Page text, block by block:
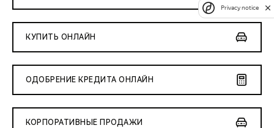
КУПИТЬ ОНЛАЙН
ОДОБРЕНИЕ КРЕДИТА ОНЛАЙН
КОРПОРАТИВНЫЕ ПРОДАЖИ
Privacy notice